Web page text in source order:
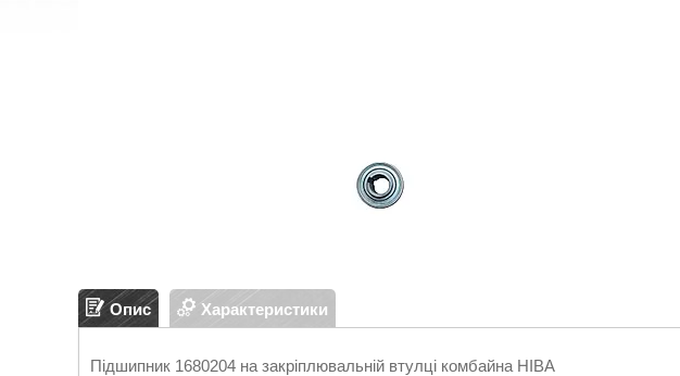
Опис Характеристики
Підшипник 1680204 на закріплювальній втулці комбайна НІВА